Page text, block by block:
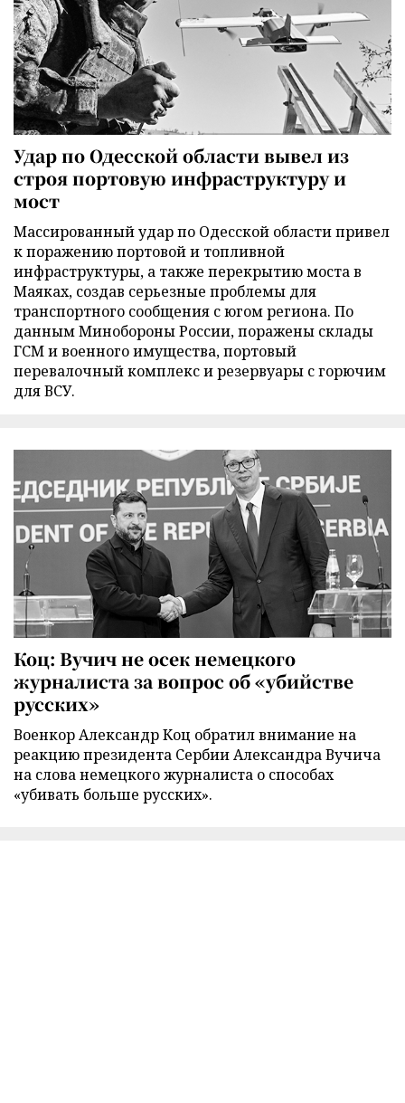
Удар по Одесской области вывел из
строя портовую инфраструктуру и
мост
Массированный удар по Одесской области привел
к поражению портовой и топливной
инфраструктуры, а также перекрытию моста в
Маяках, создав серьезные проблемы для
транспортного сообщения с югом региона. По
данным Минобороны России, поражены склады
ГСМ и военного имущества, портовый
перевалочный комплекс и резервуары с горючим
для ВСУ.
Коц: Вучич не осек немецкого
журналиста за вопрос об «убийстве
русских»
Военкор Александр Коц обратил внимание на
реакцию президента Сербии Александра Вучича
на слова немецкого журналиста о способах
«убивать больше русских».